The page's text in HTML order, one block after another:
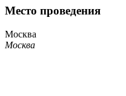
Место проведения
Москва
Москва